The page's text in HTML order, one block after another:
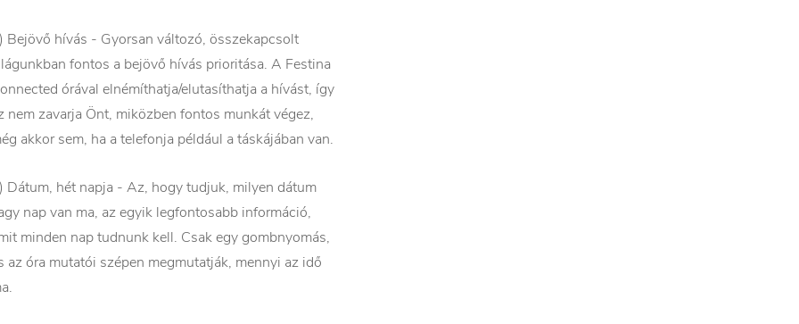
Bejövő hívás - Gyorsan változó, összekapcsolt
fontos a bejövő hívás prioritása. A Festina
órával elnémíthatja/elutasíthatja a hívást, így
nem zavarja Önt, miközben fontos munkát végez,
akkor sem, ha a telefonja például a táskájában van.
Dátum, hét napja - Az, hogy tudjuk, milyen dátum
nap van ma, az egyik legfontosabb információ,
minden nap tudnunk kell. Csak egy gombnyomás,
az óra mutatói szépen megmutatják, mennyi az idő